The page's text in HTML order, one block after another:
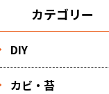
カテゴリー
DIY
カビ・苔